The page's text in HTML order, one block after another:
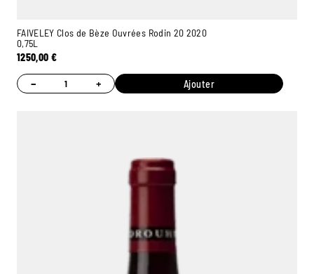
FAIVELEY Clos de Bèze Ouvrées Rodin 20 2020
0,75L
1250,00 €
− + Ajouter